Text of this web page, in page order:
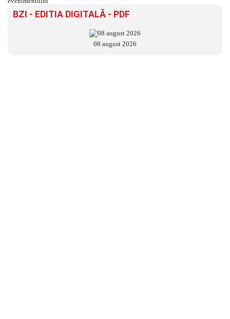
BZI - EDITIA DIGITALĂ - PDF
08 august 2026